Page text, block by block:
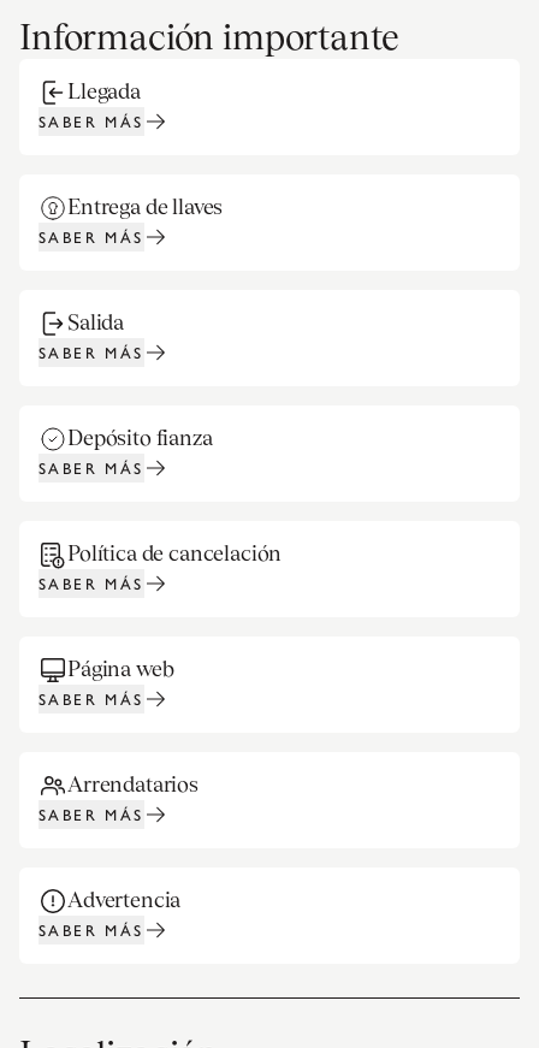
Información importante
Llegada
SABER MÁS
Entrega de llaves
SABER MÁS
Salida
SABER MÁS
Depósito fianza
SABER MÁS
Política de cancelación
SABER MÁS
Página web
SABER MÁS
Arrendatarios
SABER MÁS
Advertencia
SABER MÁS